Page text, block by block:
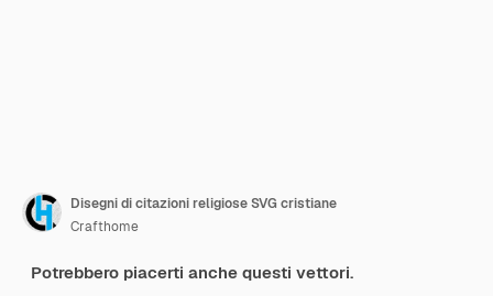
Disegni di citazioni religiose SVG cristiane
Crafthome
Potrebbero piacerti anche questi vettori.